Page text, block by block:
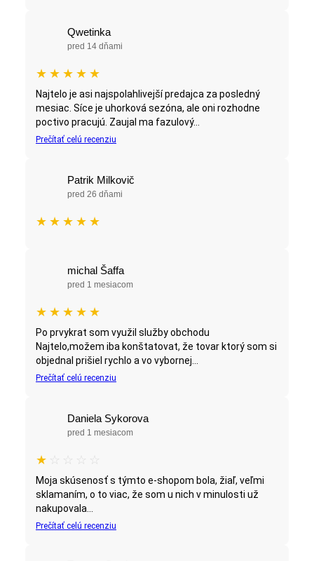
Qwetinka
pred 14 dňami
★ ★ ★ ★ ★
Najtelo je asi najspolahlivejší predajca za posledný
mesiac. Síce je uhorková sezóna, ale oni rozhodne
poctivo pracujú. Zaujal ma fazulový...
Prečítať celú recenziu
Patrik Milkovič
pred 26 dňami
★ ★ ★ ★ ★
michal Šaffa
pred 1 mesiacom
★ ★ ★ ★ ★
Po prvykrat som využil služby obchodu
Najtelo,možem iba konštatovat, že tovar ktorý som si
objednal prišiel rychlo a vo vybornej...
Prečítať celú recenziu
Daniela Sykorova
pred 1 mesiacom
★ ☆ ☆ ☆ ☆
Moja skúsenosť s týmto e-shopom bola, žiaľ, veľmi
sklamaním, o to viac, že som u nich v minulosti už
nakupovala...
Prečítať celú recenziu